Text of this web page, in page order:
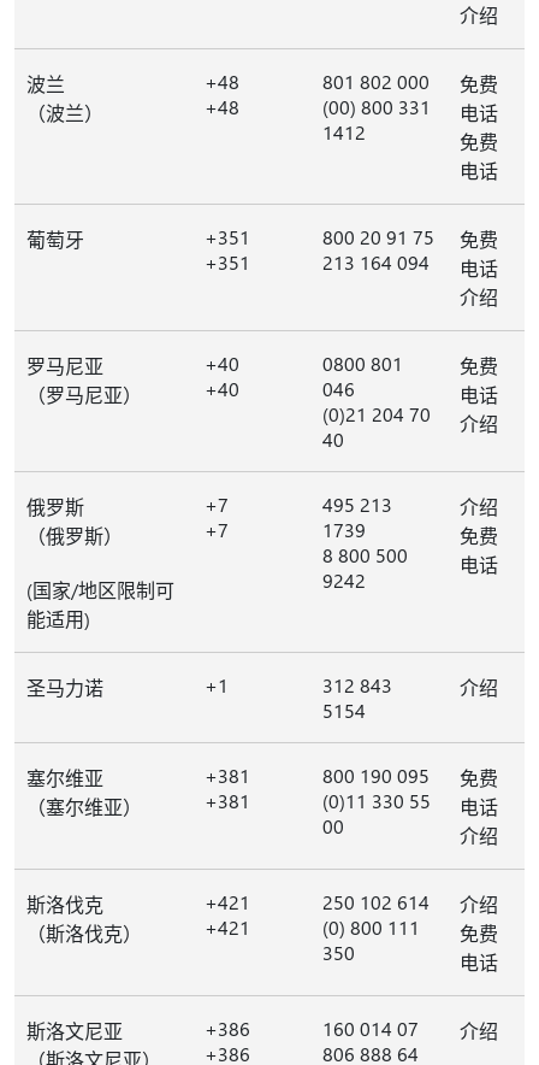
介绍
波兰
（波兰）
+48
+48
801 802 000
(00) 800 331
1412
免费
电话
免费
电话
葡萄牙
+351
+351
800 20 91 75
213 164 094
免费
电话
介绍
罗马尼亚
（罗马尼亚）
+40
+40
0800 801
046
(0)21 204 70
40
免费
电话
介绍
俄罗斯
（俄罗斯）
(国家/地区限制可
能适用)
+7
+7
495 213
1739
8 800 500
9242
介绍
免费
电话
圣马力诺 +1
312 843
5154
介绍
塞尔维亚
（塞尔维亚）
+381
+381
800 190 095
(0)11 330 55
00
免费
电话
介绍
斯洛伐克
（斯洛伐克）
+421
+421
250 102 614
(0) 800 111
350
介绍
免费
电话
斯洛文尼亚
（斯洛文尼亚）
+386
+386
160 014 07
806 888 64
介绍